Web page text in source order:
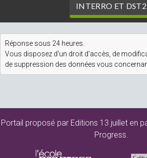
INTERRO ET DST2
Réponse sous 24 heures.
Vous disposez d'un droit d'accès, de
de suppression des données vous
Portail proposé par Editions 13 juillet en
Progress.